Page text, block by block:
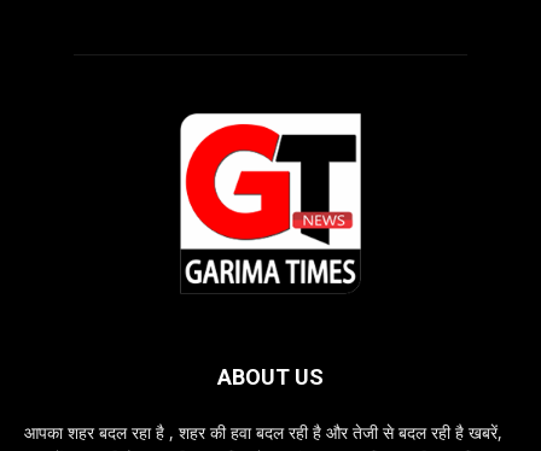
ABOUT US
आपका शहर बदल रहा है , शहर की हवा बदल रही है और तेजी से बदल रही है खबरें,